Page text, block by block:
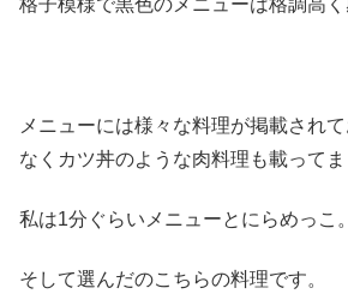
格子模様で黒色のメニューは格調高く
メニューには様々な料理が掲載され
なくカツ丼のような肉料理も載ってま
私は1分ぐらいメニューとにらめっこ。
そして選んだのこちらの料理です。